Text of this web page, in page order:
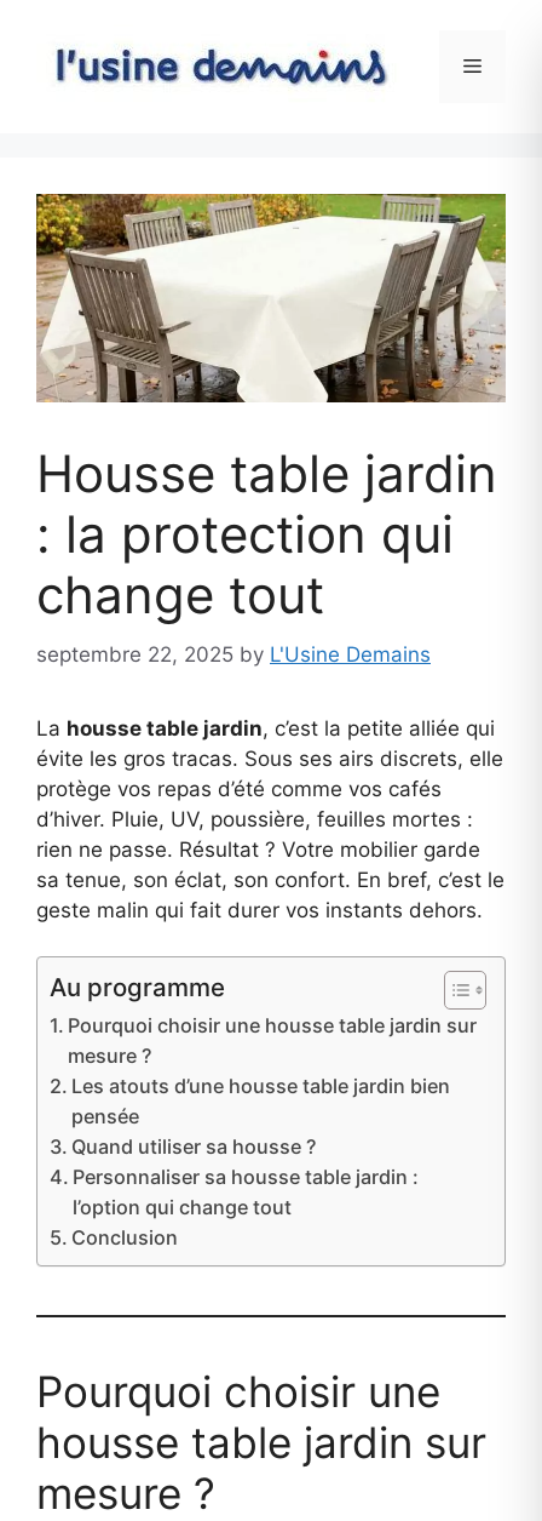
content
Menu
Housse table jardin
: la protection qui
change tout
septembre 22, 2025 by L'Usine Demains
La housse table jardin, c’est la petite alliée qui
évite les gros tracas. Sous ses airs discrets, elle
protège vos repas d’été comme vos cafés
d’hiver. Pluie, UV, poussière, feuilles mortes :
rien ne passe. Résultat ? Votre mobilier garde
sa tenue, son éclat, son confort. En bref, c’est le
geste malin qui fait durer vos instants dehors.
Au programme
Pourquoi choisir une housse table jardin sur
mesure ?
Les atouts d’une housse table jardin bien
pensée
Quand utiliser sa housse ?
Personnaliser sa housse table jardin :
l’option qui change tout
Conclusion
Pourquoi choisir une
housse table jardin sur
mesure ?